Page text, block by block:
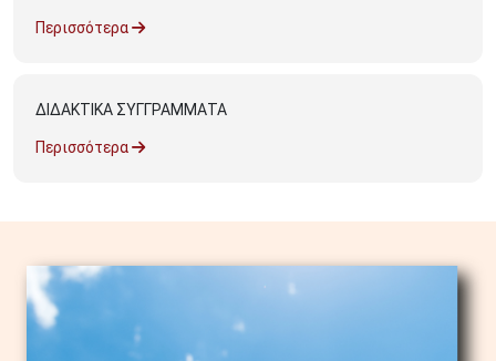
Περισσότερα
ΔΙΔΑΚΤΙΚΑ ΣΥΓΓΡΑΜΜΑΤΑ
Περισσότερα
Image